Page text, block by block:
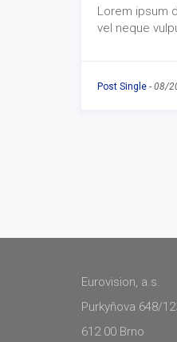
Lorem ipsum
vel neque
Post Single - 08/
Eurovision, a.s.
Purkyňova 648/
612 00 Brno